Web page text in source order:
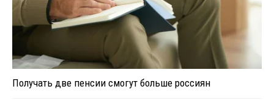
Получать две пенсии смогут больше россиян